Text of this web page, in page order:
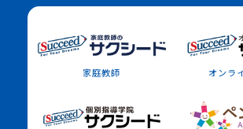
家庭教師 オンラ